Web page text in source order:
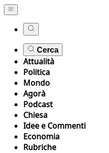
Cerca
Attualità
Politica
Mondo
Agorà
Podcast
Chiesa
Idee e Commenti
Economia
Rubriche